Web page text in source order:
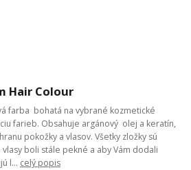
Hair Colour
farba bohatá na vybrané kozmetické
farieb. Obsahuje argánový olej a keratín,
pokožky a vlasov. Všetky zložky sú
boli stále pekné a aby Vám dodali
l... celý popis